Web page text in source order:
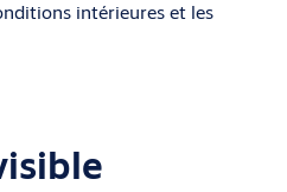
intérieures et les